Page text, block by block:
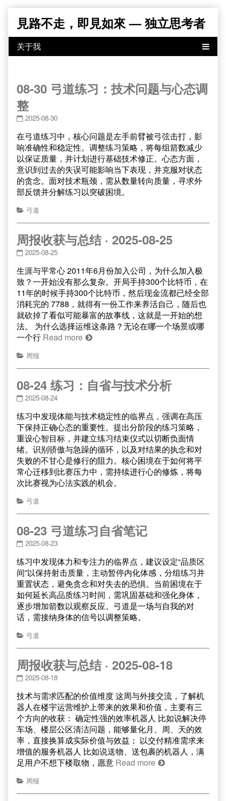
content
見路不走，即見如來 — 独立思考者
08-30 弓道练习：技术问题与心态调
整
2025-08-30
在弓道练习中，核心问题是左手前臂被弓弦击打，影
响准确性和稳定性。调整练习策略，将每组箭数减少
以保证质量，并计划进行基础技术修正。心态方面，
意识到过去的失误可能影响当下表现，并克服对状态
的贪念。面对技术瓶颈，需从数量转向质量，寻求外
部反馈并分解练习以突破困境。
弓道
周报收获与总结 · 2025-08-25
2025-08-25
生涯与平常心 2011年6月份加入公司，为什么加入极
致？一开始没有那么复杂。开局手持300个比特币，在
11年的时候手持300个比特币，然后现金流都已经全部
消耗完的 7788，就得有一份工作来养活自己，随后也
就砍掉了看似可能暴富的故事线，这就是一开始的想
法。 为什么选择运维这条路？无论在哪一个场景或哪
一个行 Read more
周报
08-24 练习：自省与技术分析
2025-08-24
练习中发现体能与技术稳定性的临界点，强调在高压
下保持正确心态的重要性。提出分阶段的练习策略，
重设心智目标，并建立练习结束仪式以切断负面情
绪。识别骄傲与急躁的循环，以及对结果的执念和对
失败的不甘心是修行的阻力。核心困境在于如何将平
常心迁移到比赛压力中，需持续进行心的修炼，将每
次比赛视为心法实践的机会。
弓道
08-23 弓道练习自省笔记
2025-08-23
练习中发现体力和专注力的临界点，建议设定“品质区
间”以保持射击质量，主动暂停内化体感，分组练习并
重置状态，避免贪念和对失去的恐惧。当前困境在于
如何延长高品质练习时间，需巩固基础和强化身体，
逐步增加箭数以观察反应。弓道是一场与自我的对
话，需接纳身体的信号以调整策略。
弓道
周报收获与总结 · 2025-08-18
2025-08-18
技术与需求匹配的价值维度 这周与外接交流，了解机
器人在楼宇运营维护上带来的效果和价值，主要有三
个方向的收获： 确定性强的效率机器人 比如说解决停
车场、楼层公区清洁问题，能够量化月、周、天的效
率，直接换算成实际价值与效益； 以交付精准需求来
增值的服务机器人 比如说送物、送包裹的机器人，满
足用户不想下楼取物，愿意 Read more
周报